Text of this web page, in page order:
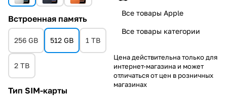
Встроенная память
256 GB 512 GB 1 TB
2 TB
Тип SIM-карты
Все товары Apple
Все товары категории
Цена действительна только для
интернет-магазина и может
отличаться от цен в розничных
магазинах